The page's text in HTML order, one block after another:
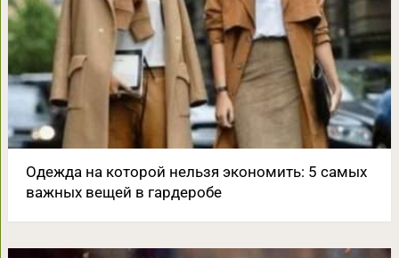
Одежда на которой нельзя экономить: 5 самых
важных вещей в гардеробе